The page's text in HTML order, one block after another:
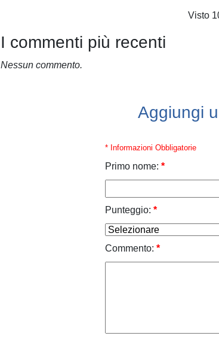
Visto
I commenti più recenti
Nessun commento.
Aggiungi
* Informazioni Obbligatorie
Primo nome: *
Punteggio: *
Commento: *